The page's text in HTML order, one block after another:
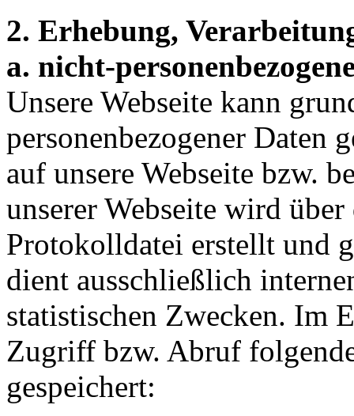
2. Erhebung,
a. nicht-
Unsere Webseite kann
personenbezogener Daten
auf unsere Webseite bzw.
unserer Webseite wird
Protokolldatei erstellt und
dient ausschließlich
statistischen Zwecken. Im
Zugriff bzw. Abruf
gespeichert: